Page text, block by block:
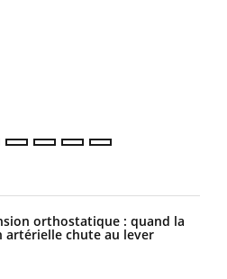
orthostatique : quand la
artérielle chute au lever